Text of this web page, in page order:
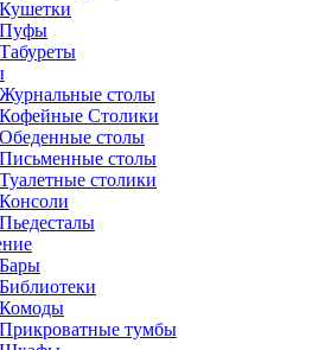
Кушетки
Пуфы
Табуреты
Журнальные столы
Кофейные Столики
Обеденные столы
Письменные столы
Туалетные столики
Консоли
Пьедесталы
Бары
Библиотеки
Комоды
Прикроватные тумбы